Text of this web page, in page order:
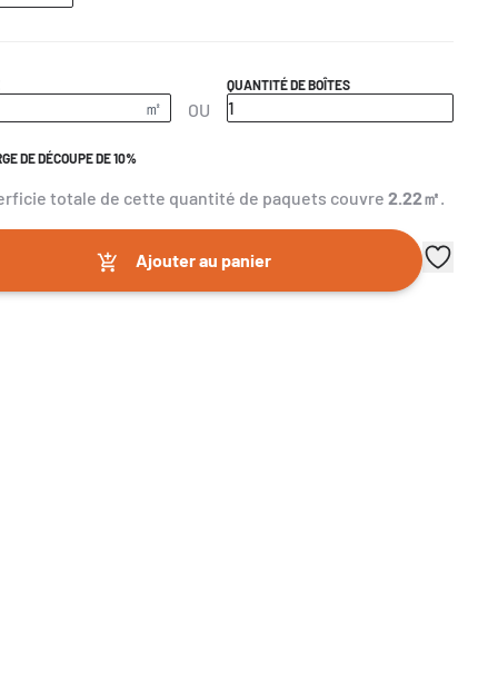
OU
QUANTITÉ DE BOÎTES
DE DÉCOUPE DE 10%
totale de cette quantité de paquets couvre2.22㎡.
Ajouter au panier